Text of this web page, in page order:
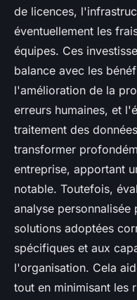
de licences,
éventuellement les
équipes. Ces
balance avec les
l'amélioration de la
erreurs humaines, et
traitement des
transformer
entreprise, apportant
notable. Toutefois,
analyse
solutions adoptées
spécifiques et aux
l'organisation. Cela
tout en minimisant les